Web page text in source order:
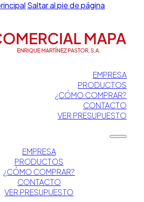
Saltar al pie de página
EMPRESA
PRODUCTOS
¿CÓMO COMPRAR?
CONTACTO
VER PRESUPUESTO
EMPRESA
PRODUCTOS
¿CÓMO COMPRAR?
CONTACTO
VER PRESUPUESTO